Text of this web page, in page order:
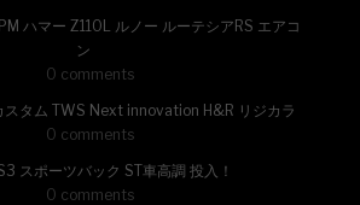
ハマー Z110L ルノー ルーテシアRS エアコ
ン
0 comments
タム TWS Next innovation H&R リジカラ
0 comments
スポーツバック ST車高調 投入！
0 comments